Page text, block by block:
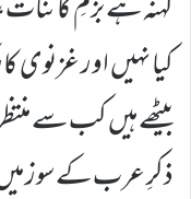
کُہنہ ہے بزمِ
کیا نہیں اور غزنوی
بیٹھے ہیں کب سے
ذکرِ عرب کے سوز